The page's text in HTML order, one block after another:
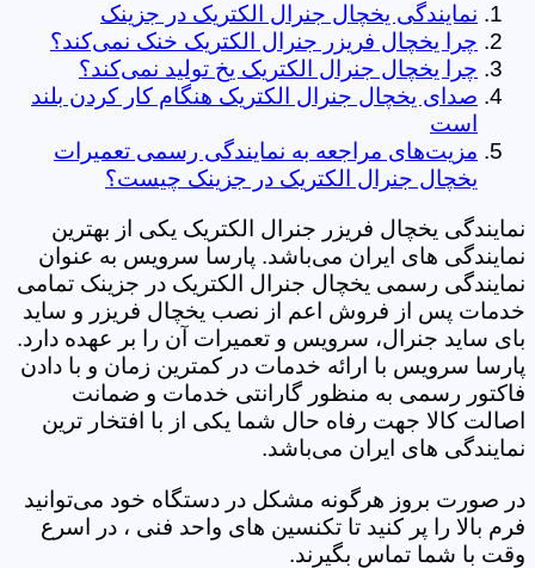
نمایندگی یخچال جنرال الکتریک در جزینک
چرا یخچال فریزر جنرال الکتریک خنک نمی‌کند؟
چرا یخچال جنرال الکتریک یخ تولید نمی‌کند؟
صدای یخچال جنرال الکتریک هنگام کار کردن بلند
است
مزیت‌های مراجعه به نمایندگی رسمی تعمیرات
یخچال جنرال الکتریک در جزینک چیست؟
نمایندگی یخچال فریزر جنرال الکتریک یکی از بهترین
نمایندگی های ایران می‌باشد. پارسا سرویس به عنوان
نمایندگی رسمی یخچال جنرال الکتریک در جزینک تمامی
خدمات پس از فروش اعم از نصب یخچال فریزر و ساید
بای ساید جنرال، سرویس و تعمیرات آن را بر عهده دارد.
پارسا سرویس با ارائه خدمات در کمترین زمان و با دادن
فاکتور رسمی به منظور گارانتی خدمات و ضمانت
اصالت کالا جهت رفاه حال شما یکی از با افتخار ترین
نمایندگی های ایران می‌باشد.
در صورت بروز هرگونه مشکل در دستگاه خود می‌توانید
فرم بالا را پر کنید تا تکنسین های واحد فنی ، در اسرع
وقت با شما تماس بگیرند.